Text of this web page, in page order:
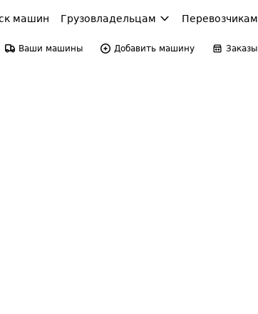
машин Грузовладельцам Перевозчикам
Ваши машины Добавить машину Заказы